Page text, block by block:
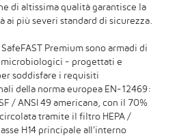
di altissima qualità garantisce la
ai più severi standard di sicurezza.
Premium sono armadi di
microbiologici - progettati e
soddisfare i requisiti
della norma europea EN-12469:
/ ANSI 49 americana, con il 70%
tramite il filtro HEPA /
H14 principale all'interno